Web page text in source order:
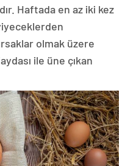
Haftada en az iki kez
olmak üzere
ile üne çıkan